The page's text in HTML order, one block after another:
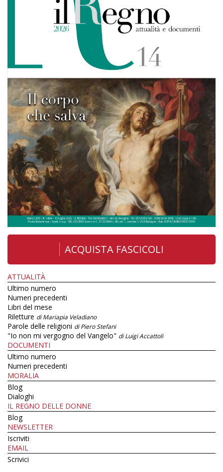
ACQUISTA FASCICOLI
ATTUALITÀ
Ultimo numero
Numeri precedenti
Libri del mese
Riletture di Mariapia Veladiano
Parole delle religioni di Piero Stefani
"Io non mi vergogno del Vangelo" di Luigi Accattoli
DOCUMENTI
Ultimo numero
Numeri precedenti
MORALIA
Blog
Dialoghi
IL REGNO DELLE DONNE
Blog
NEWSLETTER
Iscriviti
EMAIL
Scrivici